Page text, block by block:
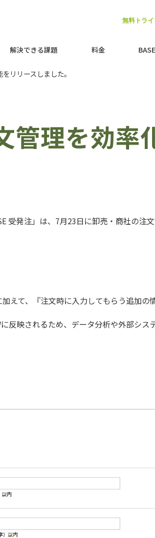
無料トラ
解決できる課題 料金
リリースしました。
管理を効率
受発注」は、7月23日に卸売・商社の注
えて、『注文時に入力してもらう追加
反映されるため、データ分析や外部シ